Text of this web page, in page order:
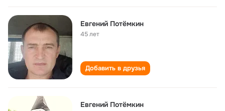
Евгений Потёмкин
45 лет
Добавить в друзья
Евгений Потёмкин